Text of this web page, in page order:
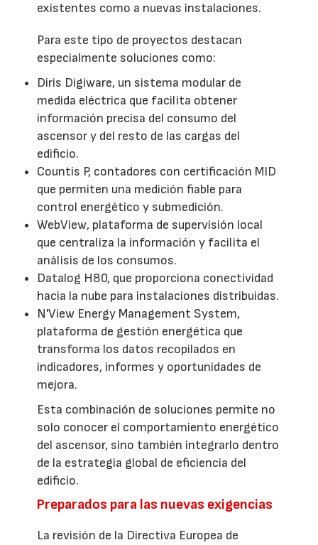
existentes como a nuevas instalaciones.
Para este tipo de proyectos destacan
especialmente soluciones como:
Diris Digiware, un sistema modular de
medida eléctrica que facilita obtener
información precisa del consumo del
ascensor y del resto de las cargas del
edificio.
Countis P, contadores con certificación MID
que permiten una medición fiable para
control energético y submedición.
WebView, plataforma de supervisión local
que centraliza la información y facilita el
análisis de los consumos.
Datalog H80, que proporciona conectividad
hacia la nube para instalaciones distribuidas.
N'View Energy Management System,
plataforma de gestión energética que
transforma los datos recopilados en
indicadores, informes y oportunidades de
mejora.
Esta combinación de soluciones permite no
solo conocer el comportamiento energético
del ascensor, sino también integrarlo dentro
de la estrategia global de eficiencia del
edificio.
Preparados para las nuevas exigencias
La revisión de la Directiva Europea de